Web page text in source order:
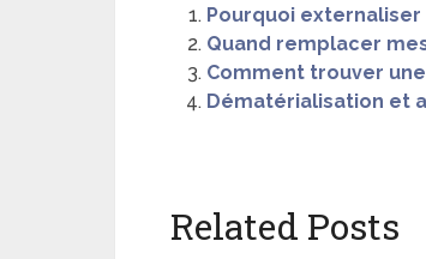
Pourquoi
Quand remplacer
Comment trouver
Dématérialisation et
Related Posts